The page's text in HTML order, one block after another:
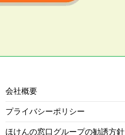
会社概要
プライバシーポリシー
ほけんの窓口グループの勧誘方針